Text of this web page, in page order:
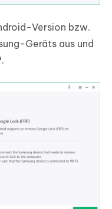
Version bzw.
Geräts aus und
.